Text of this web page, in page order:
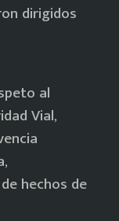
dirigidos
al
Vial,
hechos de